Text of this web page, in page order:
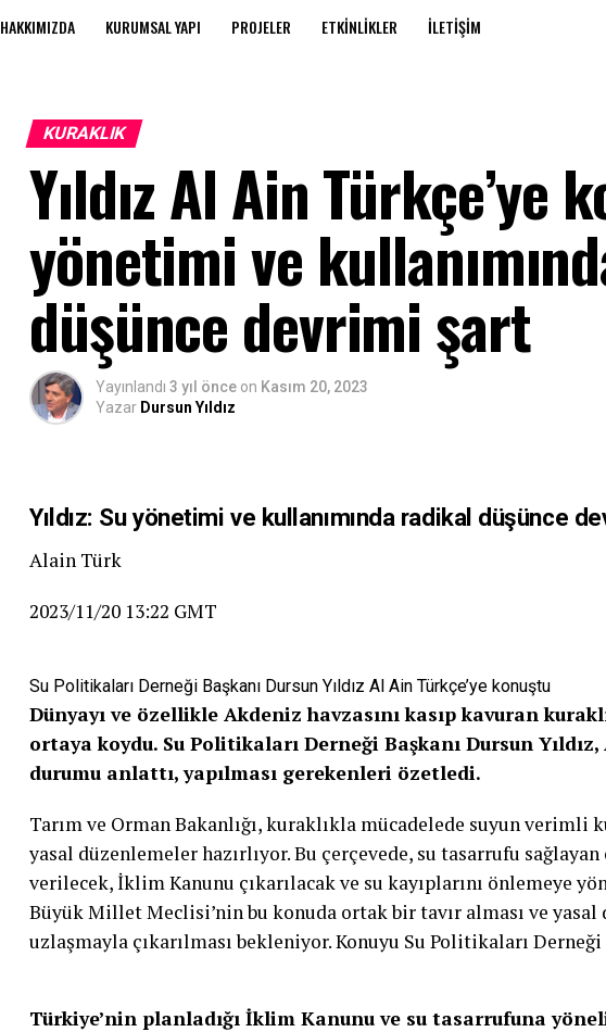
HAKKIMIZDA KURUMSAL YAPI PROJELER ETKINLIKLER İLETIŞIM
KURAKLIK
Yıldız Al Ain Türkçe’ye
yönetimi ve
düşünce devrimi şart
Yayınlandı 3 yıl önce on Kasım 20, 2023
Yazar Dursun Yıldız
Yıldız: Su yönetimi ve kullanımında radikal düşünce
Alain Türk
2023/11/20 13:22 GMT
Su Politikaları Derneği Başkanı Dursun Yıldız Al Ain Türkçe’ye konuştu
Dünyayı ve özellikle Akdeniz havzasını kasıp kavuran
ortaya koydu. Su Politikaları Derneği Başkanı Dursun
durumu anlattı, yapılması gerekenleri özetledi.
Tarım ve Orman Bakanlığı, kuraklıkla mücadelede suyun verimli
yasal düzenlemeler hazırlıyor. Bu çerçevede, su tasarrufu
verilecek, İklim Kanunu çıkarılacak ve su kayıplarını önlemeye
Büyük Millet Meclisi’nin bu konuda ortak bir tavır alması ve
uzlaşmayla çıkarılması bekleniyor. Konuyu Su Politikaları Derneği
Türkiye’nin planladığı İklim Kanunu ve su tasarrufuna